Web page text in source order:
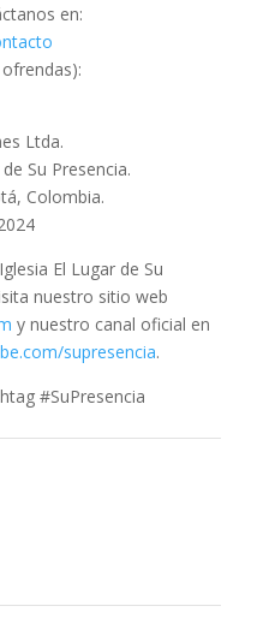
en:
Ltda.
Su Presencia.
Colombia.
El Lugar de Su
nuestro sitio web
y nuestro canal oficial en
supresencia.
#SuPresencia